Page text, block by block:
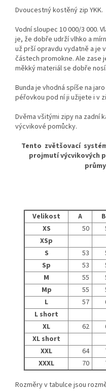
Dvoucestný kostěný zip YKK.
Vodní sloupec 10 000/3 000.
je, že dobře udrží vlhko a
už prší opravdu vydatně a je
částech promokne. Ale zase
měkký materiál se dobře nosí.
Bunda je vhodná spíše na
péřovkou pod ní ji užijete i v
Dvěma všitými zipy na
výcvikové pomůcky.
Tento zvětšovací
projmutí výcvikových
Velikost A B
XS
50
XSp
S
53
Sp
53
M
55
Mp
55
L
57
L short
XL
62
XL short
XXL
64
XXXL
70
Rozměry v tabulce jsou